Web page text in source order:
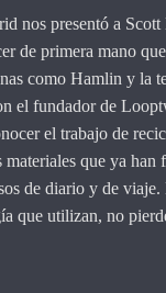
nos presentó a
de primera mano
como Hamlin y la
el fundador de
el trabajo de
materiales que ya
de diario y de viaje.
que utilizan, no